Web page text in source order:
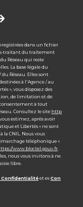
dans un fichier
traitant du traitement
Réseau qui reste
La base légale du
Réseau. Elles sont
à l'Agence / au
», vous disposez des
de limitation et de
à tout
Consultez le site http
estimez, après avoir
et Libertés » ne sont
la CNIL. Nous vous
téléphonique «
www.bloctel.gouv.fr
nous vous invitons à ne
libre.
et esCon